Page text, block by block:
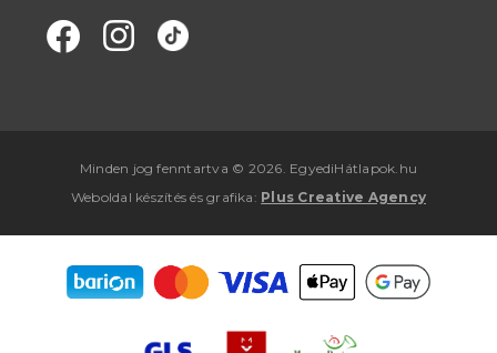
Minden jog fenntartva © 2026. EgyediHátlapok.hu
Weboldal készítés ésgrafika : Plus Creative Agency